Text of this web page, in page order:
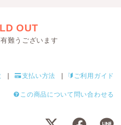
OUT
難うございます
支払い方法 ご利用ガイド
この商品について問い合わせる